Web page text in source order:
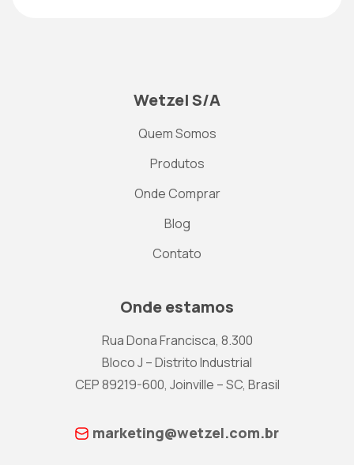
Wetzel S/A
Quem Somos
Produtos
Onde Comprar
Blog
Contato
Onde estamos
Rua Dona Francisca, 8.300
Bloco J – Distrito Industrial
CEP 89219-600, Joinville – SC, Brasil
marketing@wetzel.com.br